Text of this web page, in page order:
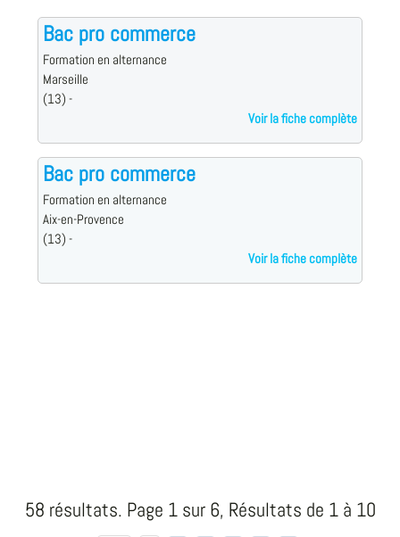
Bac pro commerce
Formation en alternance
Marseille
(13) -
Voir la fiche complète
Bac pro commerce
Formation en alternance
Aix-en-Provence
(13) -
Voir la fiche complète
58 résultats. Page 1 sur 6, Résultats de 1 à 10